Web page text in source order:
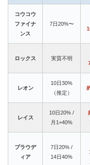
コウコウ
ファイナ
ンス
7日20%〜
ロックス 実質不明
レオン
10日30%
（推定）
レイス
10日20% /
月1=40%
プラウデ
ィア
7日20% /
14日40%